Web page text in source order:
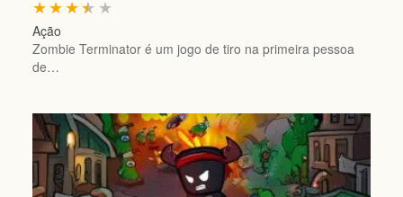
★
★
★
★
★
Ação
Zombie Terminator é um jogo de tiro na primeira pessoa
de…